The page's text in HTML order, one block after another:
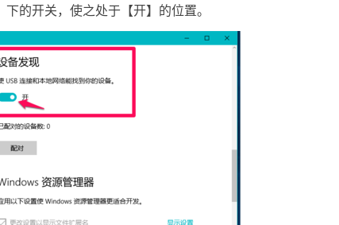
的开关，使之处于【开】的位置。